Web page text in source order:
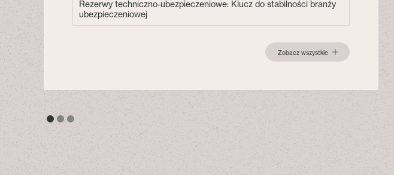
Rezerwy techniczno-ubezpieczeniowe: Klucz do stabilności branży
ubezpieczeniowej
Zobacz wszystkie